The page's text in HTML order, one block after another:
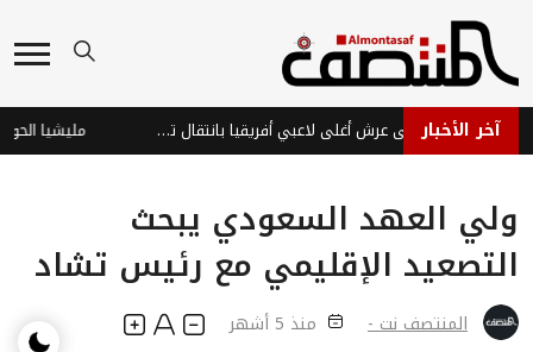
آخر الأخبار ديوماندي يتربع على عرش أغلى لاعبي أفريقيا بانتقال تاريخي لريال مدريد
ولي العهد السعودي يبحث
التصعيد الإقليمي مع رئيس تشاد
المنتصف نت - منذ 5 أشهر